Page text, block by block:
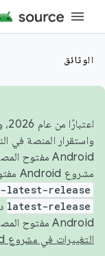
الوثائق
واستقرار المنصة في
مشروع Android مفتوح المصدر والمساهمة فيه، استخدِم
latest-release
latest-release
Android مفتوح المصدر. لمزيد من المعلومات، يُرجى الاطّلاع على
التغييرات في مشروع Android مفتوح المصدر